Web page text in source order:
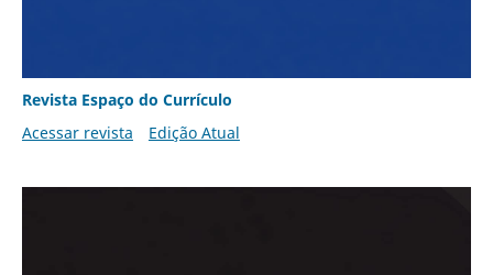
Revista Espaço do Currículo
Acessar revista
Edição Atual